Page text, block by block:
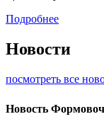
Подробнее
Новости
посмотреть все
Новость